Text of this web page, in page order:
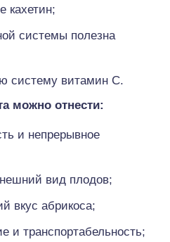
кахетин;
системы полезна
систему витамин С.
можно отнести:
и непрерывное
вид плодов;
вкус абрикоса;
и транспортабельность;